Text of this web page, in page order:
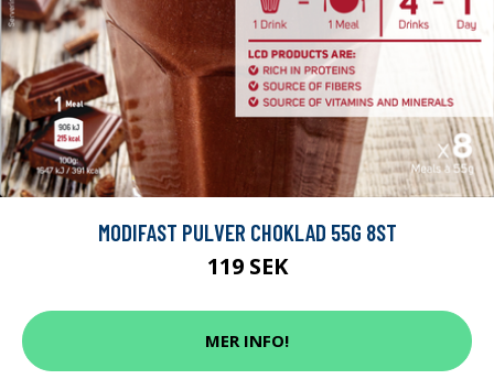
MODIFAST PULVER CHOKLAD 55G 8ST
119 SEK
MER INFO!